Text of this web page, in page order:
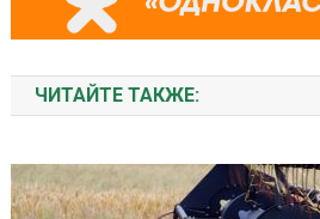
ЧИТАЙТЕ ТАКЖЕ: